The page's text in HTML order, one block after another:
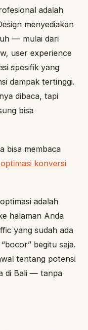
adalah
menyediakan
— mulai dari
user experience
spesifik yang
dampak tertinggi.
dibaca, tapi
bisa
bisa membaca
konversi
adalah
halaman Anda
yang sudah ada
begitu saja.
tentang potensi
di Bali — tanpa